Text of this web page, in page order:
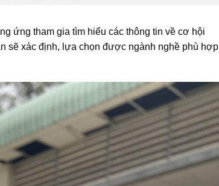
ứng tham gia tìm hiểu các thông tin về cơ hội
sẽ xác định, lựa chọn được ngành nghề phù hợp